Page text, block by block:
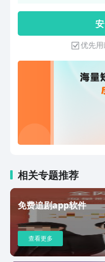
安
优先
相关专题推荐
免费追剧app软件
查看更多